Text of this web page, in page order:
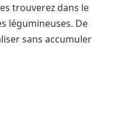
trouverez dans le
légumineuses. De
sans accumuler